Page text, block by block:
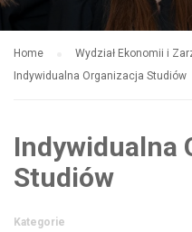
Home
Wydział Ekonomii i
Indywidualna Organizacja Studiów
Indywidualna
Studiów
Kategorie